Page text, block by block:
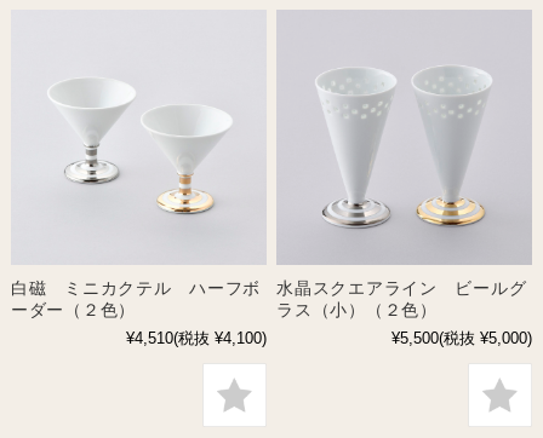
白磁 ミニカクテル ハーフボ
ーダー（２色）
¥4,510(税抜 ¥4,100)
水晶スクエアライン ビールグ
ラス（小）（２色）
¥5,500(税抜 ¥5,000)